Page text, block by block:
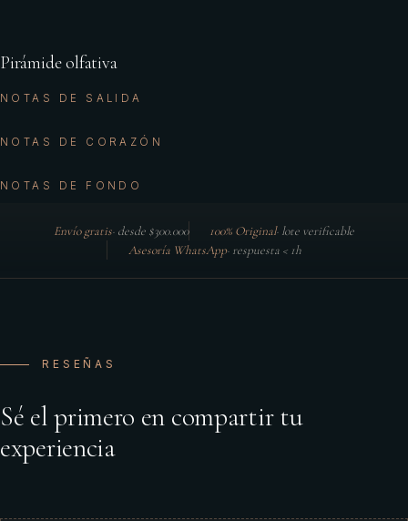
Pirámide olfativa
NOTAS DE SALIDA
NOTAS DE CORAZÓN
NOTAS DE FONDO
Envío gratis· desde $300.000 100% Original· lote verificable
Asesoría WhatsApp· respuesta < 1h
RESEÑAS
Sé el primero en compartir tu
experiencia